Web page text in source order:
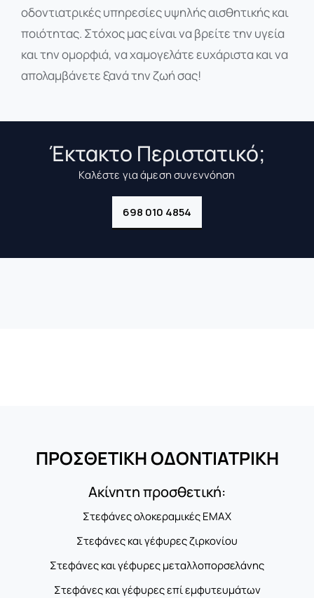
οδοντιατρικές υπηρεσίες υψηλής αισθητικής και
ποιότητας. Στόχος μας είναι να βρείτε την υγεία
και την ομορφιά, να χαμογελάτε ευχάριστα και να
απολαμβάνετε ξανά την ζωή σας!
Έκτακτo Περιστατικό;
Καλέστε για άμεση συνεννόηση
698 010 4854
ΠΡΟΣΘΕΤΙΚΗ ΟΔΟΝΤΙΑΤΡΙΚΗ
Ακίνητη προσθετική:
Στεφάνες ολοκεραμικές EMAX
Στεφάνες και γέφυρες ζιρκονίου
Στεφάνες και γέφυρες μεταλλοπορσελάνης
Στεφάνες και γέφυρες επί εμφυτευμάτων